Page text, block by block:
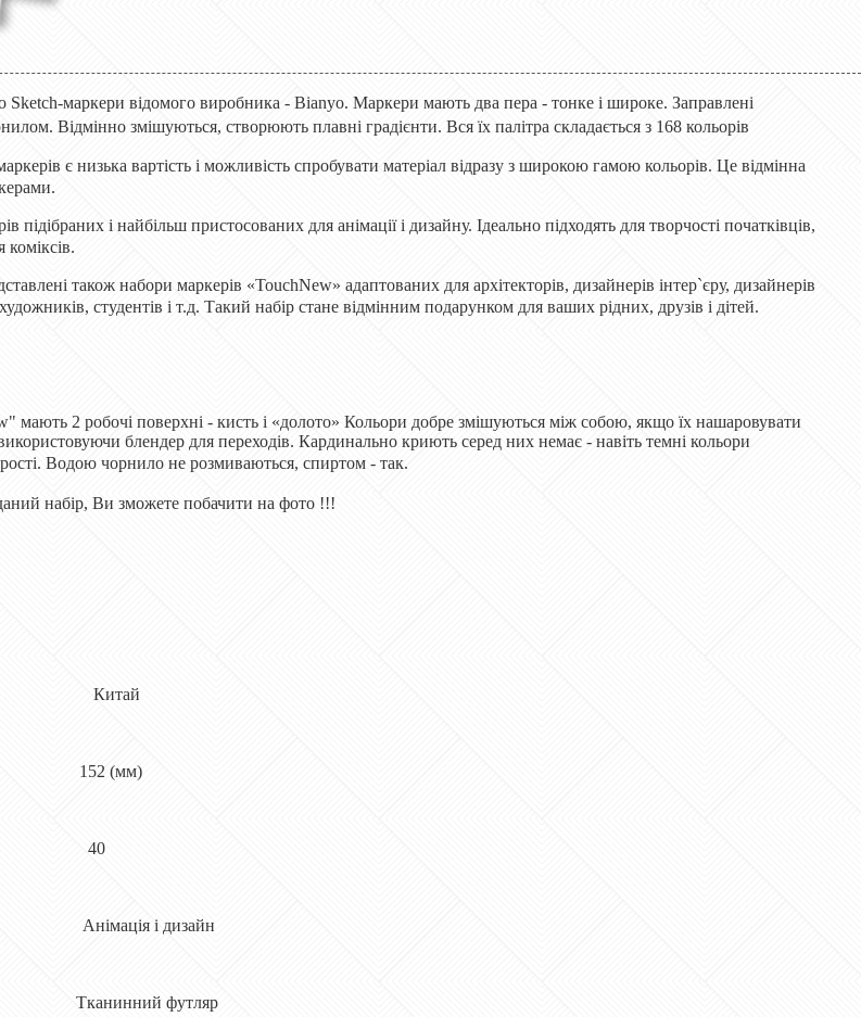
Sketch-маркери відомого виробника - Bianyo. Маркери мають два пера - тонке і широке. Заправлені
Відмінно змішуються, створюють плавні градієнти. Вся їх палітра складається з 168 кольорів
є низька вартість і можливість спробувати матеріал відразу з широкою гамою кольорів. Це відмінна
підібраних і найбільш пристосованих для анімації і дизайну. Ідеально підходять для творчості початківців,
також набори маркерів «TouchNew» адаптованих для архітекторів, дизайнерів інтер`єру, дизайнерів
студентів і т.д. Такий набір стане відмінним подарунком для ваших рідних, друзів і дітей.
мають 2 робочі поверхні - кисть і «долото» Кольори добре змішуються між собою, якщо їх нашаровувати
блендер для переходів. Кардинально криють серед них немає - навіть темні кольори
Водою чорнило не розмиваються, спиртом - так.
набір, Ви зможете побачити на фото !!!
Китай
(мм)
40
і дизайн
футляр